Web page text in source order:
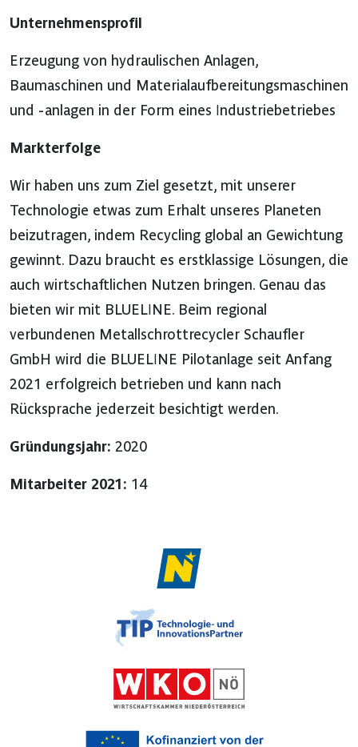
Unternehmensprofil
Erzeugung von hydraulischen Anlagen,
Baumaschinen und Materialaufbereitungsmaschinen
und -anlagen in der Form eines Industriebetriebes
Markterfolge
Wir haben uns zum Ziel gesetzt, mit unserer
Technologie etwas zum Erhalt unseres Planeten
beizutragen, indem Recycling global an Gewichtung
gewinnt. Dazu braucht es erstklassige Lösungen, die
auch wirtschaftlichen Nutzen bringen. Genau das
bieten wir mit BLUELINE. Beim regional
verbundenen Metallschrottrecycler Schaufler
GmbH wird die BLUELINE Pilotanlage seit Anfang
2021 erfolgreich betrieben und kann nach
Rücksprache jederzeit besichtigt werden.
Gründungsjahr: 2020
Mitarbeiter 2021: 14